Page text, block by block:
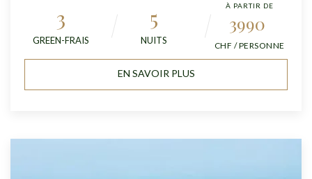
3
GREEN-FRAIS
5
NUITS
À PARTIR DE
3990
CHF / PERSONNE
EN SAVOIR PLUS